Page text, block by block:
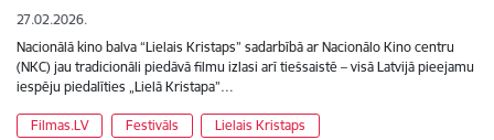
27.02.2026.
Nacionālā kino balva “Lielais Kristaps” sadarbībā ar Nacionālo Kino centru
(NKC) jau tradicionāli piedāvā filmu izlasi arī tiešsaistē – visā Latvijā pieejamu
iespēju piedalīties „Lielā Kristapa”…
Filmas.LV Festivāls Lielais Kristaps